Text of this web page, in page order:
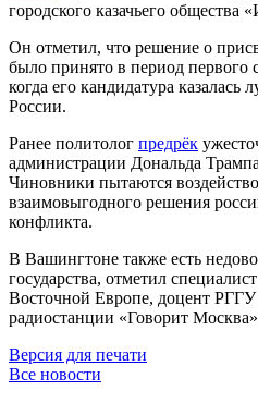
городского казачьего
Он отметил, что решение о
было принято в период первого
когда его кандидатура
России.
Ранее политолог предрёк
администрации Дональда
Чиновники пытаются
взаимовыгодного решения
конфликта.
В Вашингтоне также есть
государства, отметил
Восточной Европе, доцент
радиостанции «Говорит
Версия для печати
Все новости